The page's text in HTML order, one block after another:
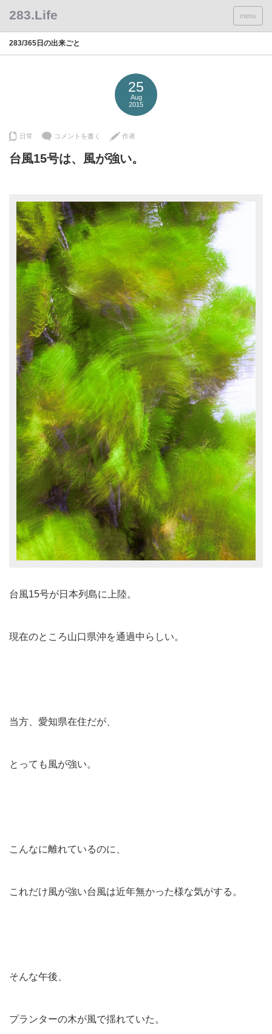
menu
283/365日の出来ごと
25
Aug
2015
日常 コメントを書く 作者
台風15号は、風が強い。
台風15号が日本列島に上陸。
現在のところ山口県沖を通過中らしい。
当方、愛知県在住だが、
とっても風が強い。
こんなに離れているのに、
これだけ風が強い台風は近年無かった様な気がする。
そんな午後、
プランターの木が風で揺れていた。